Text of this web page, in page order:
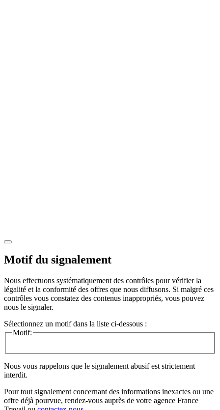
Motif du signalement
Nous effectuons systématiquement des contrôles pour vérifier la
légalité et la conformité des offres que nous diffusons. Si malgré ces
contrôles vous constatez des contenus inappropriés, vous pouvez
nous le signaler.
Sélectionnez un motif dans la liste ci-dessous :
Motif:
Nous vous rappelons que le signalement abusif est strictement
interdit.
Pour tout signalement concernant des informations inexactes ou une
offre déjà pourvue, rendez-vous auprès de votre agence France